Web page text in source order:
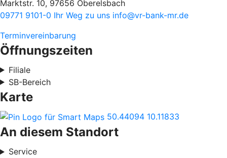
Marktstr. 10, 97656 Oberelsbach
09771 9101-0 Ihr Weg zu uns info@vr-bank-mr.de
Terminvereinbarung
Öffnungszeiten
Filiale
SB-Bereich
Karte
50.44094 10.11833
An diesem Standort
Service